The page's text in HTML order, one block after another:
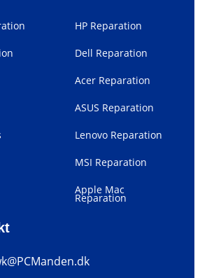
HP Reparation
Dell Reparation
Acer Reparation
ASUS Reparation
Lenovo Reparation
MSI Reparation
Apple Mac
Reparation